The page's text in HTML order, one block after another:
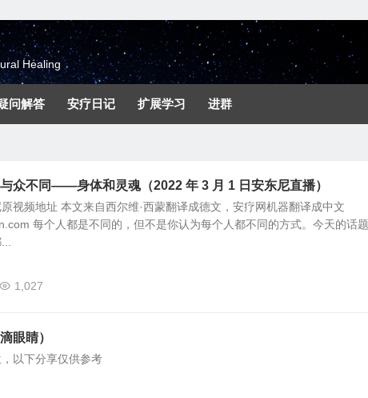
Healing
问解答 安疗日记 扩展学习 进群
众不同——身体和灵魂（2022 年 3 月 1 日安东尼直播）
视频地址 本文来自西尔维·西蒙翻译成德文，安疗网机器翻译成中文
每个人都是不同的，但不是你认为每个人都不同的方式。今天的话
1,027
眼睛）
以下分享仅供参考